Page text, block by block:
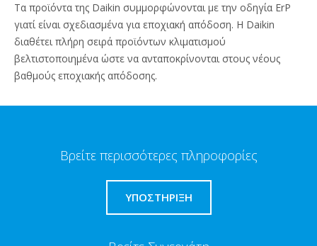
Τα προϊόντα της Daikin συμμορφώνονται με την οδηγία ErP
γιατί είναι σχεδιασμένα για εποχιακή απόδοση. Η Daikin
διαθέτει πλήρη σειρά προϊόντων κλιματισμού
βελτιστοποιημένα ώστε να ανταποκρίνονται στους νέους
βαθμούς εποχιακής απόδοσης.
Βρείτε περισσότερες πληροφορίες
ΥΠΟΣΤΗΡΙΞΗ